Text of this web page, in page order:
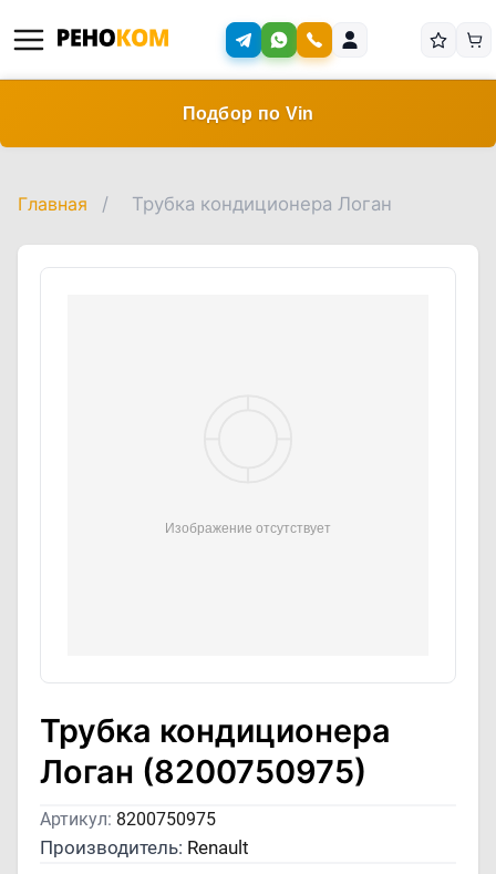
Подбор по Vin
Главная / Трубка кондиционера Логан
Трубка кондиционера
Логан (8200750975)
Артикул: 8200750975
Производитель: Renault